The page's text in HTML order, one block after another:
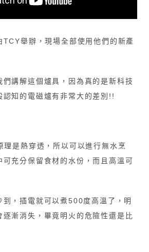
TCY舉辦，現場全部使用他們的新產
們講解這個爐具，因為真的是新科技
認知的電磁爐有非常大的差別!!
理是熱穿透，所以可以進行無水烹
可充分保留食材的水份，而且高溫可
到，插電就可以煮500度高溫了，明
逐漸消失，畢竟明火的危險性還是比